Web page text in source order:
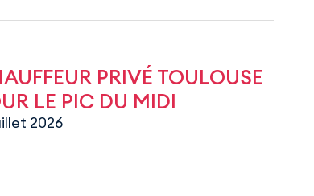
PRIVÉ TOULOUSE
LE PIC DU MIDI
2026